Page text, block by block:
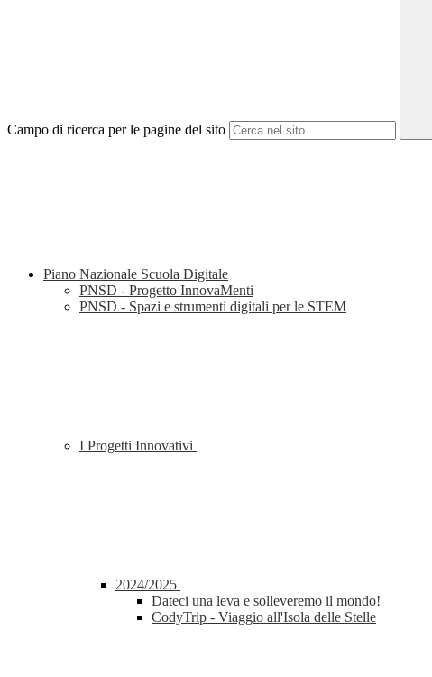
Campo di ricerca per le pagine del sito
Piano Nazionale Scuola Digitale
PNSD - Progetto InnovaMenti
PNSD - Spazi e strumenti digitali per le STEM
I Progetti Innovativi
2024/2025
Dateci una leva e solleveremo il mondo!
CodyTrip - Viaggio all'Isola delle Stelle